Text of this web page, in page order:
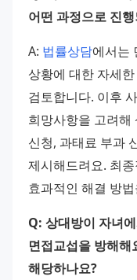
어떤 과정으로 진
A: 법률상담에서는
상황에 대한 자세
검토합니다. 이후
희망사항을 고려해
신청, 과태료 부과
제시해드려요. 최
효과적인 해결 방
Q: 상대방이 자녀
면접교섭을 방해
해당하나요?